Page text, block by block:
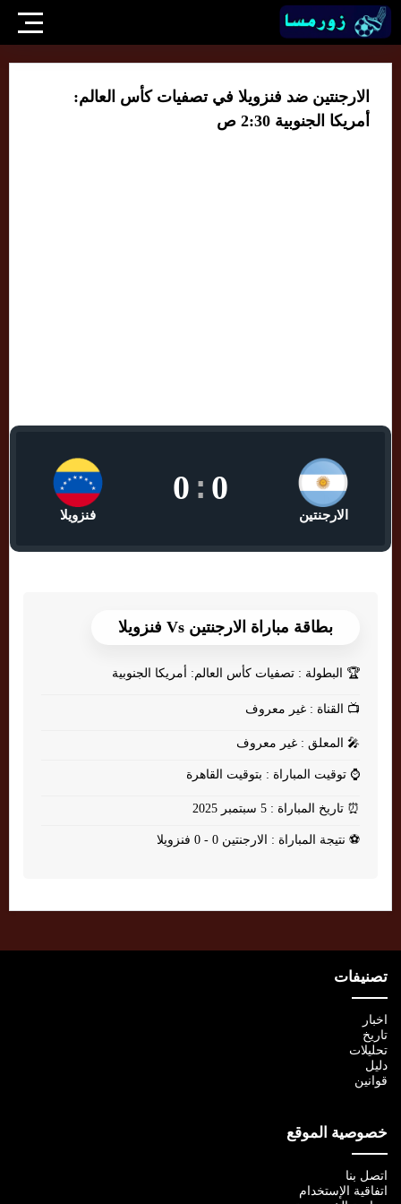
الارجنتين ضد فنزويلا في تصفيات كأس العالم:
أمريكا الجنوبية 2:30 ص
الارجنتين
0
:
0
فنزويلا
بطاقة مباراة الارجنتين Vs فنزويلا
🏆 البطولة : تصفيات كأس العالم: أمريكا الجنوبية
📺 القناة : غير معروف
🎤 المعلق : غير معروف
⌚ توقيت المباراة : بتوقيت القاهرة
⏰ تاريخ المباراة : 5 سبتمبر 2025
⚽ نتيجة المباراة : الارجنتين 0 - 0 فنزويلا
تصنيفات
اخبار
تاريخ
تحليلات
دليل
قوانين
خصوصية الموقع
اتصل بنا
اتفاقية الإستخدام